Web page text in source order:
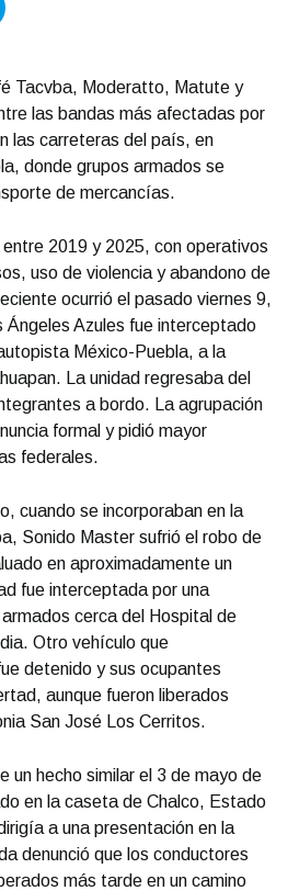
Tacvba, Moderatto, Matute y
las bandas más afectadas por
las carreteras del país, en
donde grupos armados se
de mercancías.
entre 2019 y 2025, con operativos
uso de violencia y abandono de
ocurrió el pasado viernes 9,
Ángeles Azules fue interceptado
México-Puebla, a la
La unidad regresaba del
a bordo. La agrupación
formal y pidió mayor
federales.
cuando se incorporaban en la
Sonido Master sufrió el robo de
en aproximadamente un
fue interceptada por una
cerca del Hospital de
Otro vehículo que
detenido y sus ocupantes
aunque fueron liberados
San José Los Cerritos.
un hecho similar el 3 de mayo de
en la caseta de Chalco, Estado
a una presentación en la
denunció que los conductores
más tarde en un camino